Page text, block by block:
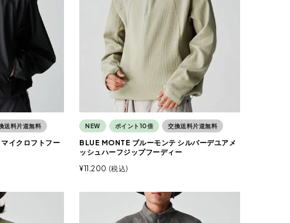
送料片道無料
イクロフトフー
NEW ポイント10倍 交換送料片道無料
BLUE MONTE ブルーモンテ シルバーデユアメ
ッシュハーフジップフーディー
¥11,200 税込